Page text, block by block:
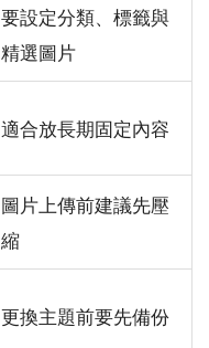
要設定分類、標籤與
精選圖片
適合放長期固定內容
圖片上傳前建議先壓
縮
更換主題前要先備份